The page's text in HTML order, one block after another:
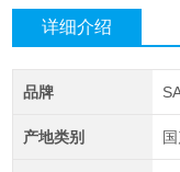
详细介绍
品牌
产地类别